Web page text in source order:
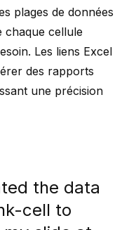
plages de données
chaque cellule
Les liens Excel
des rapports
une précision
the data
cell to